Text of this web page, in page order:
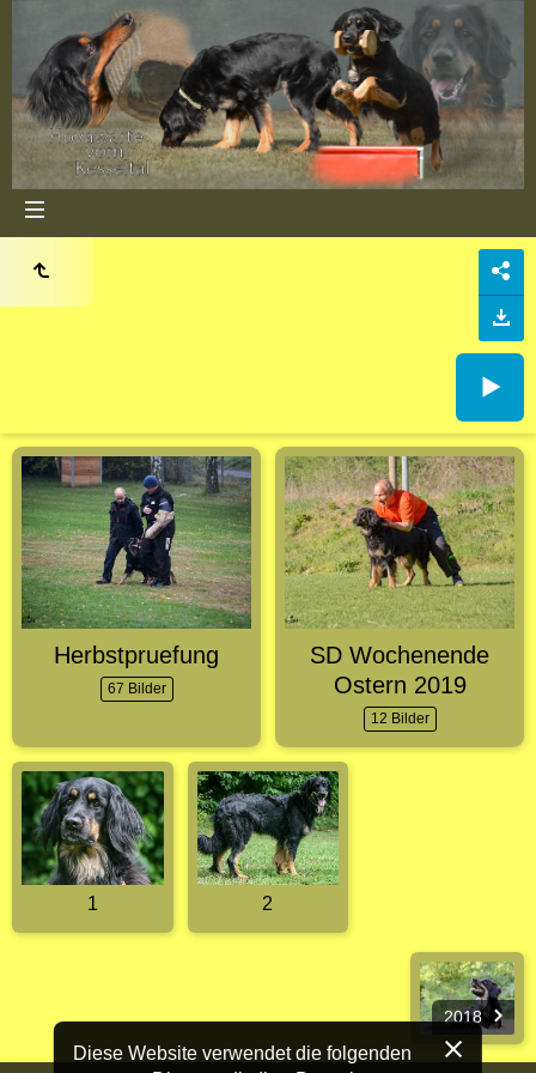
Herbstpruefung
67 Bilder
SD Wochenende
Ostern 2019
12 Bilder
1 2
2018
Diese Website verwendet die folgenden